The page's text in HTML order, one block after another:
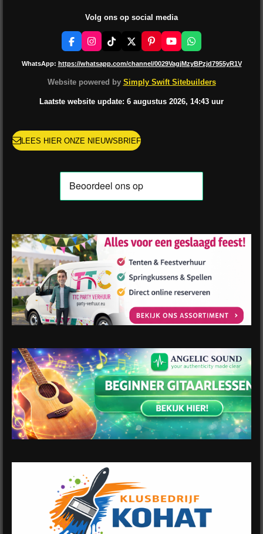
Volg ons op social media
F
a
c
b
k
I
n
s
a
a
T
k
o
X
P
i
n
e
r
s
Y
o
u
u
b
e
W
h
a
s
A
p
p
WhatsApp: https://whatsapp.com/channel/0029VagjMzyBPzjd7955yR1V
Website powered by Simply Swift Sitebuilders
Laatste website update: 6 augustus 2026, 14:43 uur
LEES HIER ONZE NIEUWSBRIEF